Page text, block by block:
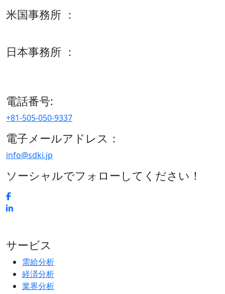
米国事務所 ：
日本事務所 ：
電話番号:
+81-505-050-9337
電子メールアドレス：
info@sdki.jp
ソーシャルでフォローしてください！
サービス
需給分析
経済分析
業界分析